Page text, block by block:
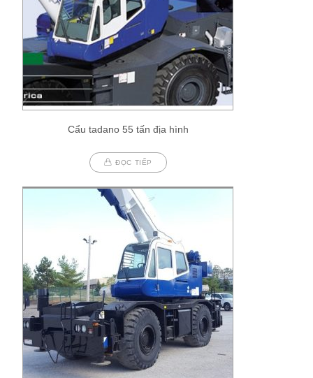
Cẩu tadano 55 tấn địa hình
ĐỌC TIẾP